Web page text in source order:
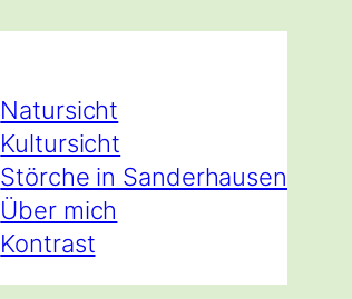
Natursicht
Kultursicht
Störche in Sanderhausen
Über mich
Kontrast